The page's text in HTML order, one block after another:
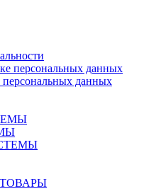
персональных данных
персональных данных